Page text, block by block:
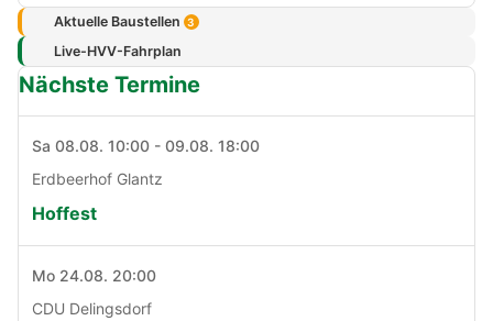
Aktuelle Baustellen 3
Live-HVV-Fahrplan
Nächste Termine
Sa 08.08. 10:00 - 09.08. 18:00
Erdbeerhof Glantz
Hoffest
Mo 24.08. 20:00
CDU Delingsdorf